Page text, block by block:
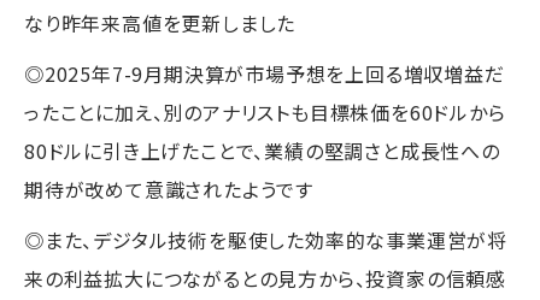
なり昨年来高値を更新しました
◎2025年7-9月期決算が市場予想を上回る増収増益だ
ったことに加え、別のアナリストも目標株価を60ドルから
80ドルに引き上げたことで、業績の堅調さと成長性への
期待が改めて意識されたようです
◎また、デジタル技術を駆使した効率的な事業運営が将
来の利益拡大につながるとの見方から、投資家の信頼感